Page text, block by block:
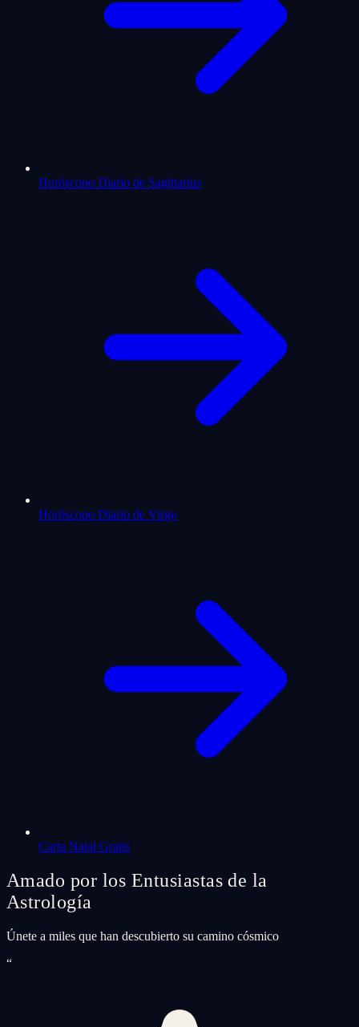
Horóscopo Diario de Sagittarius
Horóscopo Diario de Virgo
Carta Natal Gratis
Amado por los Entusiastas de la
Astrología
Únete a miles que han descubierto su camino cósmico
“